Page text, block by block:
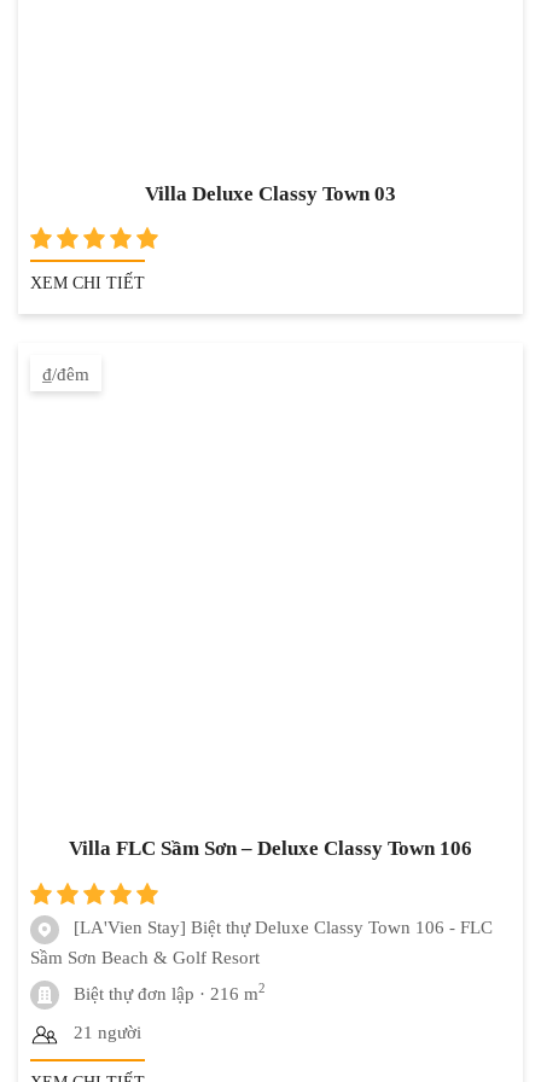
Villa Deluxe Classy Town 03
XEM CHI TIẾT
₫/đêm
Villa FLC Sầm Sơn – Deluxe Classy Town 106
[LA'Vien Stay] Biệt thự Deluxe Classy Town 106 - FLC
Sầm Sơn Beach & Golf Resort
Biệt thự đơn lập · 216 m2
21 người